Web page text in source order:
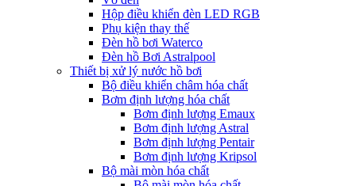
Hộp điều khiển đèn LED RGB
Phụ kiện thay thế
Đèn hồ bơi Waterco
Đèn hồ Bơi Astralpool
Thiết bị xử lý nước hồ bơi
Bộ điều khiển châm hóa chất
Bơm định lượng hóa chất
Bơm định lượng Emaux
Bơm định lượng Astral
Bơm định lượng Pentair
Bơm định lượng Kripsol
Bộ mài mòn hóa chất